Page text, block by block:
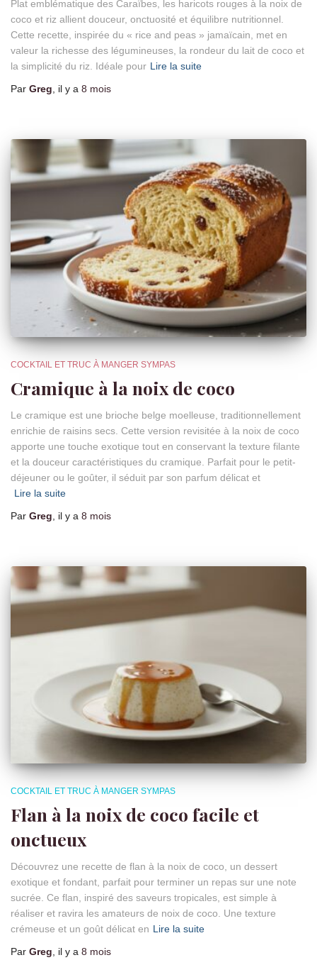
Plat emblématique des Caraïbes, les haricots rouges à la noix de
coco et riz allient douceur, onctuosité et équilibre nutritionnel.
Cette recette, inspirée du « rice and peas » jamaïcain, met en
valeur la richesse des légumineuses, la rondeur du lait de coco et
la simplicité du riz. Idéale pour Lire la suite
Par Greg , il y a 8 mois
COCKTAIL ET TRUC À MANGER SYMPAS
Cramique à la noix de coco
Le cramique est une brioche belge moelleuse, traditionnellement
enrichie de raisins secs. Cette version revisitée à la noix de coco
apporte une touche exotique tout en conservant la texture filante
et la douceur caractéristiques du cramique. Parfait pour le petit-
déjeuner ou le goûter, il séduit par son parfum délicat et
Lire la suite
Par Greg , il y a 8 mois
COCKTAIL ET TRUC À MANGER SYMPAS
Flan à la noix de coco facile et
onctueux
Découvrez une recette de flan à la noix de coco, un dessert
exotique et fondant, parfait pour terminer un repas sur une note
sucrée. Ce flan, inspiré des saveurs tropicales, est simple à
réaliser et ravira les amateurs de noix de coco. Une texture
crémeuse et un goût délicat en Lire la suite
Par Greg , il y a 8 mois